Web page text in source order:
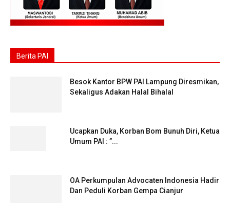
Berita PAI
Besok Kantor BPW PAI Lampung Diresmikan,
Sekaligus Adakan Halal Bihalal
Ucapkan Duka, Korban Bom Bunuh Diri, Ketua
Umum PAI : ”...
OA Perkumpulan Advocaten Indonesia Hadir
Dan Peduli Korban Gempa Cianjur